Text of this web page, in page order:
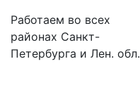
Работаем во всех
районах Санкт-
Петербурга и Лен. обл.